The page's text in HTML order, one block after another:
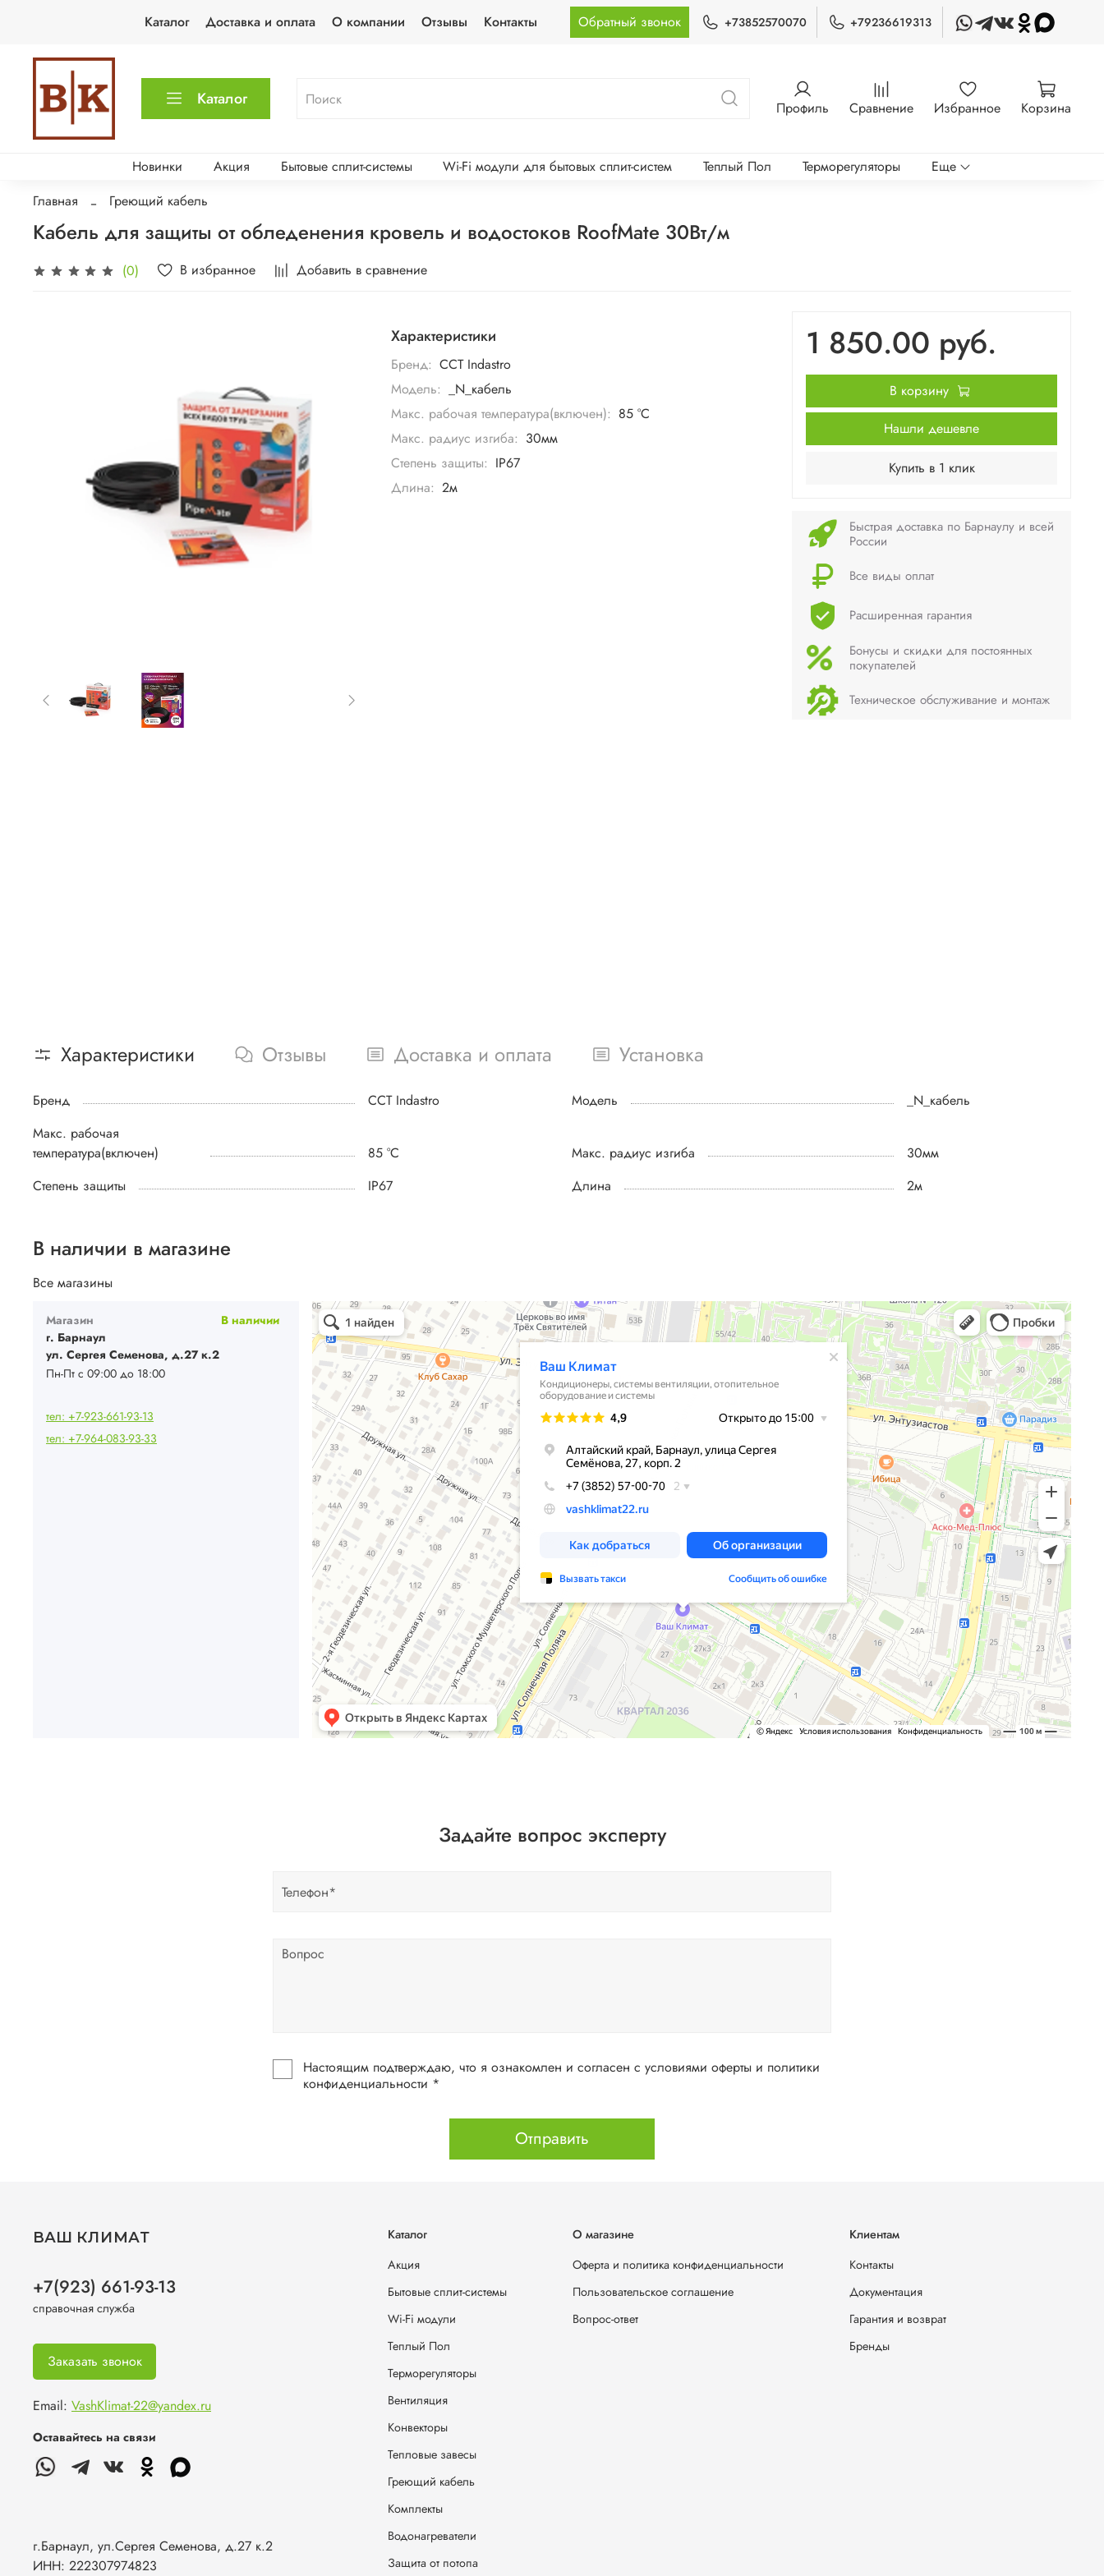
Каталог Доставка и оплата О компании Отзывы Контакты Обратный звонок +73852570070 +79236619313
Каталог Профиль Сравнение Избранное Корзина
Новинки Акция Бытовые сплит-системы Wi-Fi модули для бытовых сплит-систем Теплый Пол Терморегуляторы
Еще
Главная
Греющий кабель
Кабель для защиты от обледенения кровель и водостоков RoofMate 30Вт/м
(0) В избранное Добавить в сравнение
Характеристики
Бренд: ССТ Indastro
Модель:
_N_кабель
Макс. рабочая температура(включен): 85 °С
Макс. радиус изгиба: 30мм
Степень защиты: IP67
Длина: 2м
1 850.00 руб.
В корзину
Нашли дешевле
Купить в 1 клик
Быстрая доставка по Барнаулу и всей
России
Все виды оплат
Расширенная гарантия
Бонусы и скидки для постоянных
покупателей
Техническое обслуживание и монтаж
Характеристики Отзывы Доставка и оплата Установка
Бренд ССТ Indastro Модель
_N_кабель
Макс. рабочая
температура(включен)
85 °С Макс. радиус изгиба
30мм
Степень защиты
IP67 Длина 2м
В наличии в магазине
Все магазины
Магазин
В наличии
г. Барнаул
ул. Сергея Семенова, д.27 к.2
Пн-Пт с 09:00 до 18:00
тел: +7-923-661-93-13
тел: +7-964-083-93-33
Ваш Климат
Кондиционеры в Барнауле
Системы вентиляции в Барнауле
Задайте вопрос эксперту
Настоящим подтверждаю, что я ознакомлен и согласен с условиями оферты и политики
конфиденциальности *
Отправить
Каталог
Акция
Бытовые сплит-системы
Wi-Fi модули
Теплый Пол
Терморегуляторы
Вентиляция
Конвекторы
Тепловые завесы
Греющий кабель
Комплекты
Водонагреватели
Защита от потопа
О магазине
Оферта и политика конфиденциальности
Пользовательское соглашение
Вопрос-ответ
Клиентам
Контакты
Документация
Гарантия и возврат
Бренды
ВАШ КЛИМАТ
+7(923) 661-93-13
справочная служба
Заказать звонок
Email: VashKlimat-22@yandex.ru
Оставайтесь на связи
г.Барнаул, ул.Сергея Семенова, д.27 к.2
ИНН: 222307974823